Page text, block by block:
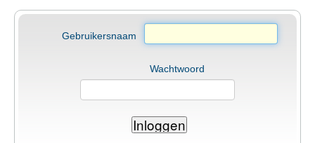
HET OCMW
MAATSCHAPPELIJK WELZIJN
Gebruikersnaam
Wachtwoord